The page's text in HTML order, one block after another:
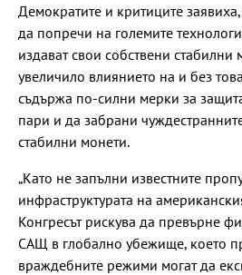
Демократите и критиците
да попречи на големите
издават свои собствени стабилни
увеличило влиянието на и без
съдържа по-силни мерки за
пари и да забрани
стабилни монети.
„Като не запълни известните
инфраструктурата на
Конгресът рискува да превърне
САЩ в глобално убежище, което
враждебните режими могат да